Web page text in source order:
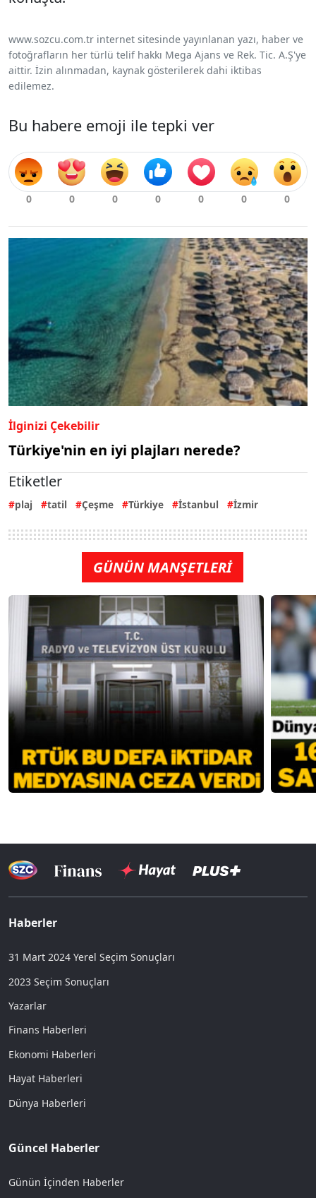
www.sozcu.com.tr internet sitesinde yayınlanan yazı, haber ve
fotoğrafların her türlü telif hakkı Mega Ajans ve Rek. Tic. A.Ş'ye
aittir. İzin alınmadan, kaynak gösterilerek dahi iktibas
edilemez.
Bu habere emoji ile tepki ver
İlginizi Çekebilir
Türkiye'nin en iyi plajları nerede?
Etiketler
plaj tatil Çeşme Türkiye İstanbul İzmir
GÜNÜN MANŞETLERİ
Haberler
31 Mart 2024 Yerel Seçim Sonuçları
2023 Seçim Sonuçları
Yazarlar
Finans Haberleri
Ekonomi Haberleri
Hayat Haberleri
Dünya Haberleri
Güncel Haberler
Günün İçinden Haberler